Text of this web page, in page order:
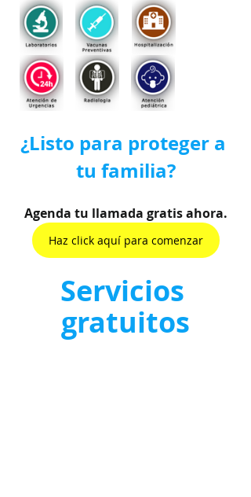
¿Listo para proteger a
tu familia?
Agenda tu llamada gratis ahora.
Haz click aquí para comenzar
Servicios
gratuitos